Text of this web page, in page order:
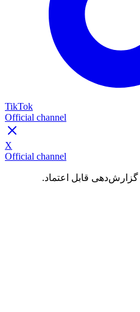
TikTok
Official channel
X
Official channel
قابل اعتماد.